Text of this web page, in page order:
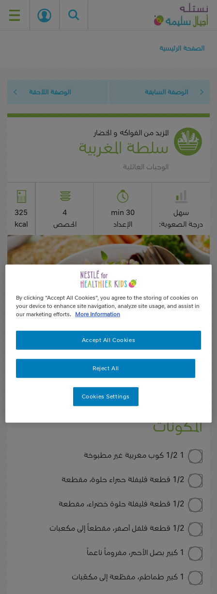
الصفحة الرئيسية
الوصفة اللاحقة الوصفة السابقة
المزيد من الفواكه و الخضار
سلطة المغربية
الوجبات العائلية
سهل
درجة الصعوبة:
30 min
الإعداد
4
الحصص
325
kcal
ردود الفعل من المستخدمين (4)
المكونات
1 1/2 كوب مغربية غير مطبوخة
1/2 قطعة فليفلة حمراء حلوة، مقطعة
1/2 قطعة فليفلة حلوة خضراء، مقطعة
1/2 قطعة فلفل أصفر، مقطعاً إلى مكعبات
1 كبير بصل الأحمر، مفروماً ناعماً
1 كبير طماطم، مقطّعة إلى مكعّبات
By clicking “Accept All Cookies”, you agree to the storing of cookies on
your device to enhance site navigation, analyze site usage, and assist in
our marketing efforts. More Information
Reject All
Accept All Cookies
Cookies Settings